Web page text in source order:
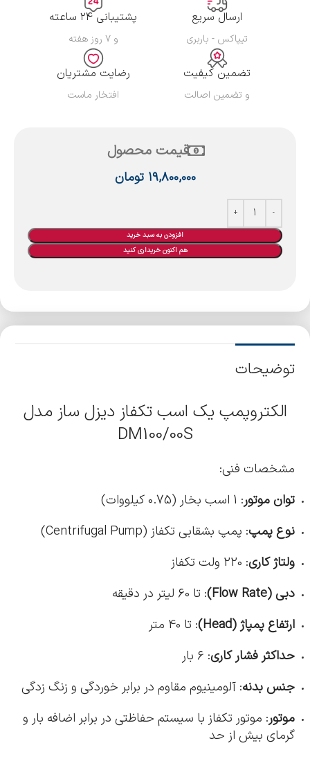
ارسال سریع
تیپاکس - باربری
پشتیبانی ۲۴ ساعته
و ۷ روز هفته
تضمین کیفیت
و تضمین اصالت
رضایت مشتریان
افتخار ماست
قیمت محصول
۱۹,۸۰۰,۰۰۰ تومان
افزودن به سبد خرید
هم اکنون خریداری کنید
توضیحات
الکتروپمپ یک اسب تکفاز دیزل ساز مدل
DM100/00S
مشخصات فنی:
توان موتور: 1 اسب بخار (0.75 کیلووات)
نوع پمپ: پمپ بشقابی تکفاز (Centrifugal Pump)
ولتاژ کاری: 220 ولت تکفاز
دبی (Flow Rate)
: تا 60 لیتر در دقیقه
ارتفاع پمپاژ (Head)
: تا 40 متر
حداکثر فشار کاری: 6 بار
جنس بدنه: آلومینیوم مقاوم در برابر خوردگی و زنگ زدگی
موتور: موتور تکفاز با سیستم حفاظتی در برابر اضافه بار و
گرمای بیش از حد